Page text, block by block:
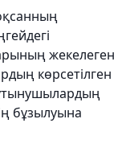
жекелеген
көрсетілген
бұзылуына